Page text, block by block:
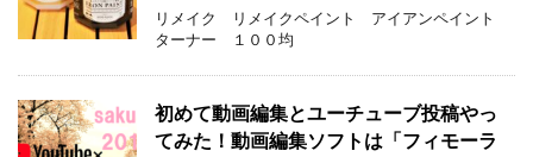
リメイク リメイクペイント アイアンペイント
ターナー １００均
初めて動画編集とユーチューブ投稿やっ
てみた！動画編集ソフトは「フィモーラ